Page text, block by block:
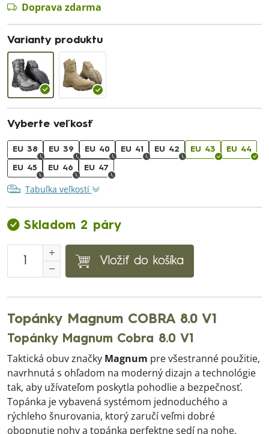
Doprava zdarma
Varianty produktu
Vyberte veľkosť
EU 38 EU 39 EU 40 EU 41 EU 42 EU 43 EU 44
EU 45 EU 46 EU 47
Tabuľka veľkostí
Skladom 2 páry
Vložiť do košíka
Topánky Magnum COBRA 8.0 V1
Topánky Magnum Cobra 8.0 V1
Taktická obuv značky Magnum pre všestranné použitie,
navrhnutá s ohľadom na moderný dizajn a technológie
tak, aby užívateľom poskytla pohodlie a bezpečnosť.
Topánka je vybavená systémom jednoduchého a
rýchleho šnurovania, ktorý zaručí veľmi dobré
obopnutie nohy a topánka perfektne sedí na nohe.